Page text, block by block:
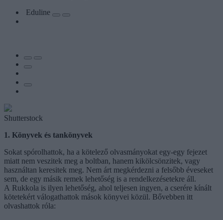
Eduline
Shutterstock
1. Könyvek és tankönyvek
Sokat spórolhattok, ha a kötelező olvasmányokat egy-egy fejezet
miatt nem veszitek meg a boltban, hanem kikölcsönzitek, vagy
használtan keresitek meg. Nem árt megkérdezni a felsőbb éveseket
sem, de egy másik remek lehetőség is a rendelkezésetekre áll.
A Rukkola is ilyen lehetőség, ahol teljesen ingyen, a cserére kínált
kötetekért válogathattok mások könyvei közül. Bővebben itt
olvashattok róla: